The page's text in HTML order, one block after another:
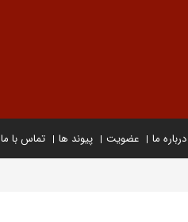
درباره ما عضویت پیوند ها تماس با ما